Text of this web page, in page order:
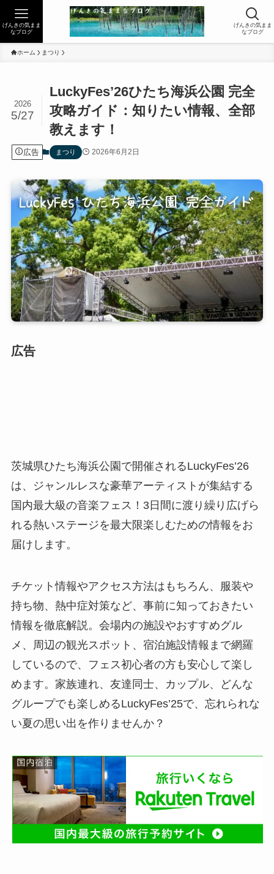
げんきの気まま
なブログ
げんきの気まま
なブログ
ホーム まつり
LuckyFes’26ひたち海浜公園 完全
攻略ガイド：知りたい情報、全部
教えます！
2026
5/27
広告 まつり 2026年6月2日
広告
茨城県ひたち海浜公園で開催されるLuckyFes’26
は、ジャンルレスな豪華アーティストが集結する
国内最大級の音楽フェス！3日間に渡り繰り広げら
れる熱いステージを最大限楽しむための情報をお
届けします。
チケット情報やアクセス方法はもちろん、服装や
持ち物、熱中症対策など、事前に知っておきたい
情報を徹底解説。会場内の施設やおすすめグル
メ、周辺の観光スポット、宿泊施設情報まで網羅
しているので、フェス初心者の方も安心して楽し
めます。家族連れ、友達同士、カップル、どんな
グループでも楽しめるLuckyFes’25で、忘れられな
い夏の思い出を作りませんか？